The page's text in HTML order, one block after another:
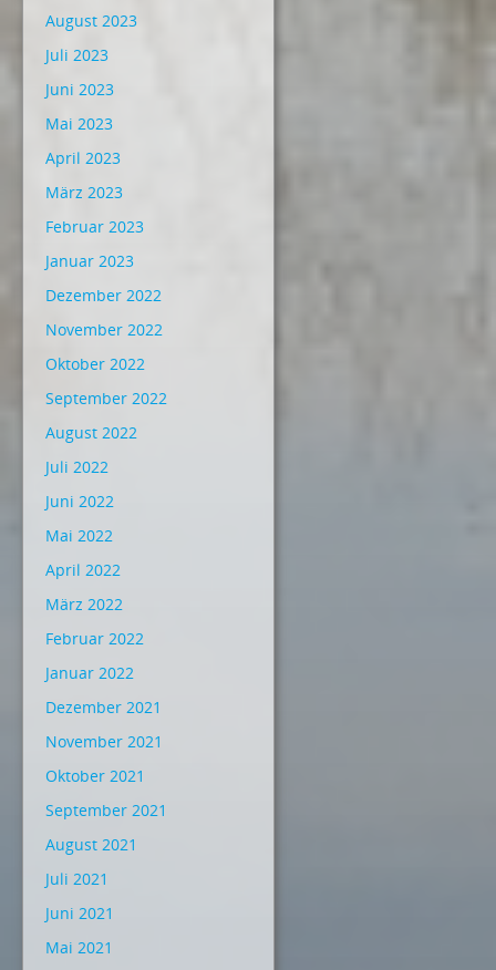
August 2023
Juli 2023
Juni 2023
Mai 2023
April 2023
März 2023
Februar 2023
Januar 2023
Dezember 2022
November 2022
Oktober 2022
September 2022
August 2022
Juli 2022
Juni 2022
Mai 2022
April 2022
März 2022
Februar 2022
Januar 2022
Dezember 2021
November 2021
Oktober 2021
September 2021
August 2021
Juli 2021
Juni 2021
Mai 2021